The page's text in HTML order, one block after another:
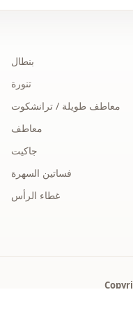
بنطال
تنورة
معاطف طويلة / ترانشكوت
معاطف
جاكيت
فساتين السهرة
غطاء الرأس